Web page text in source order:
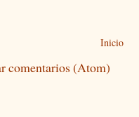
Inicio
comentarios (Atom)